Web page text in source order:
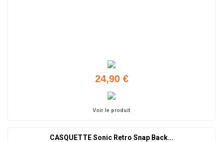
24,90 €
Voir le produit
CASQUETTE Sonic Retro Snap Back...